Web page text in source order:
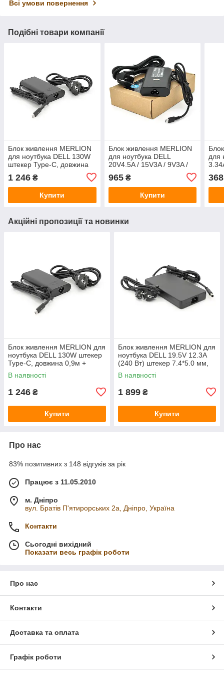
Всі умови повернення
Подібні товари компанії
Блок живлення MERLION
для ноутбука DELL 130W
штекер Type-C, довжина
0,9м + кабель живлення
1 246 ₴
Купити
Блок живлення MERLION
для ноутбука DELL
20V4.5A / 15V3A / 9V3A /
TYPE-С, довжина 0,9 м +
кабель живлення
965₴
Купити
для
368
Акційні пропозиції та новинки
Блок живлення MERLION для
ноутбука DELL 130W штекер
Type-C, довжина 0,9м +
кабель живлення
В наявності
1 246 ₴
Купити
Блок живлення MERLION для
ноутбука DELL 19.5V 12.3А
(240 Вт) штекер 7.4*5.0 мм,
довжина 0,9м + кабель
живлення
В наявності
1 899 ₴
Купити
Про нас
83% позитивних з 148 відгуків за рік
Працює з 11.05.2010
м. Дніпро
вул. Братів П'ятирорських 2а, Дніпро, Україна
Контакти
Сьогодні вихідний
Показати весь графік роботи
Про нас
Контакти
Доставка та оплата
Графік роботи